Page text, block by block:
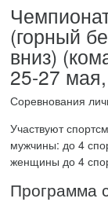
(горный
вниз)
25-27
Соревнования
Участвуют
мужчины: до 4
женщины до 4
Программа